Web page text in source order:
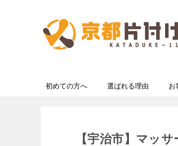
初めての方へ 選ばれる理由 お
【宇治市】マッ